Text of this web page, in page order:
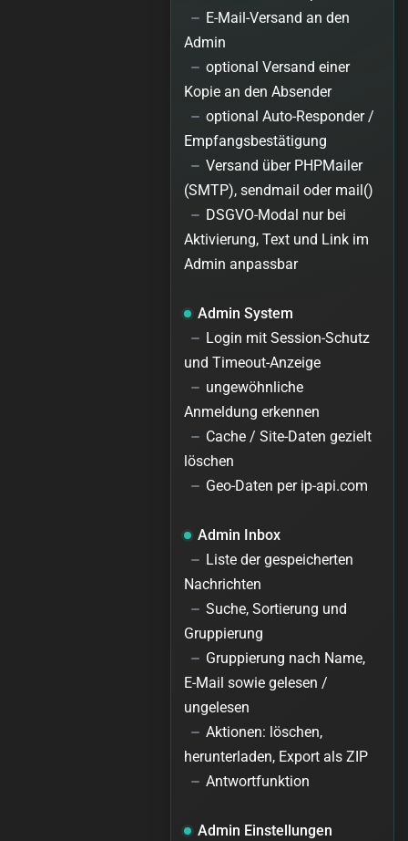
E-Mail-Versand an den
Admin
optional Versand einer
Kopie an den Absender
optional Auto-Responder /
Empfangsbestätigung
Versand über PHPMailer
(SMTP), sendmail oder mail()
DSGVO-Modal nur bei
Aktivierung, Text und Link im
Admin anpassbar
Admin System
Login mit Session-Schutz
und Timeout-Anzeige
ungewöhnliche
Anmeldung erkennen
Cache / Site-Daten gezielt
löschen
Geo-Daten per ip-api.com
Admin Inbox
Liste der gespeicherten
Nachrichten
Suche, Sortierung und
Gruppierung
Gruppierung nach Name,
E-Mail sowie gelesen /
ungelesen
Aktionen: löschen,
herunterladen, Export als ZIP
Antwortfunktion
Admin Einstellungen